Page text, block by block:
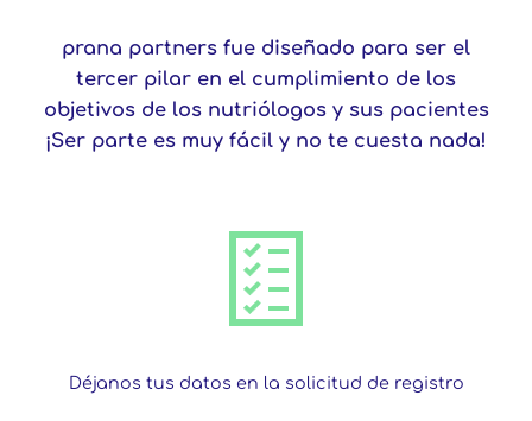
prana partners fue diseñado para ser el
tercer pilar en el cumplimiento de los
objetivos de los nutriólogos y sus pacientes
¡Ser parte es muy fácil y no te cuesta nada!
Déjanos tus datos en la solicitud de registro